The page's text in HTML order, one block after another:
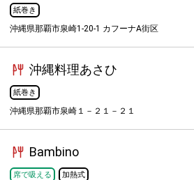
紙巻き
沖縄県那覇市泉崎1-20-1 カフーナA街区
沖縄料理あさひ
紙巻き
沖縄県那覇市泉崎１－２１－２１
Bambino
席で吸える 加熱式